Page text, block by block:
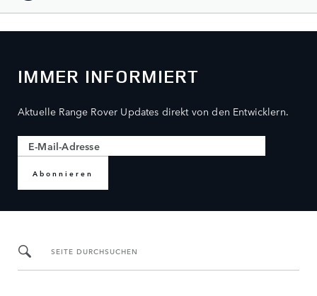
IMMER INFORMIERT
Aktuelle Range Rover Updates direkt von den Entwicklern.
Abonnieren
SEITE DURCHSUCHEN